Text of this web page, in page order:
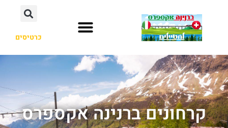
כרטיסים
קרחונים ברנינה אקספרס